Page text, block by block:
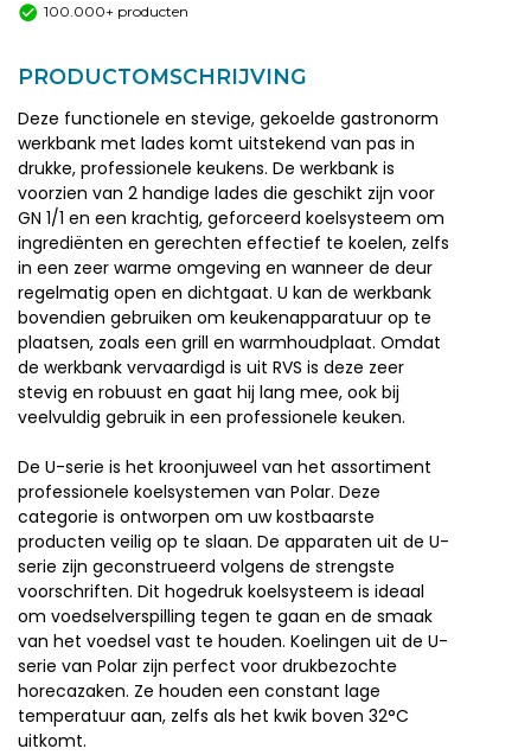
100.000+ producten
PRODUCTOMSCHRIJVING
Deze functionele en stevige, gekoelde gastronorm
werkbank met lades komt uitstekend van pas in
drukke, professionele keukens. De werkbank is
voorzien van 2 handige lades die geschikt zijn voor
GN 1/1 en een krachtig, geforceerd koelsysteem om
ingrediënten en gerechten effectief te koelen, zelfs
in een zeer warme omgeving en wanneer de deur
regelmatig open en dichtgaat. U kan de werkbank
bovendien gebruiken om keukenapparatuur op te
plaatsen, zoals een grill en warmhoudplaat. Omdat
de werkbank vervaardigd is uit RVS is deze zeer
stevig en robuust en gaat hij lang mee, ook bij
veelvuldig gebruik in een professionele keuken.
De U-serie is het kroonjuweel van het assortiment
professionele koelsystemen van Polar. Deze
categorie is ontworpen om uw kostbaarste
producten veilig op te slaan. De apparaten uit de U-
serie zijn geconstrueerd volgens de strengste
voorschriften. Dit hogedruk koelsysteem is ideaal
om voedselverspilling tegen te gaan en de smaak
van het voedsel vast te houden. Koelingen uit de U-
serie van Polar zijn perfect voor drukbezochte
horecazaken. Ze houden een constant lage
temperatuur aan, zelfs als het kwik boven 32°C
uitkomt.